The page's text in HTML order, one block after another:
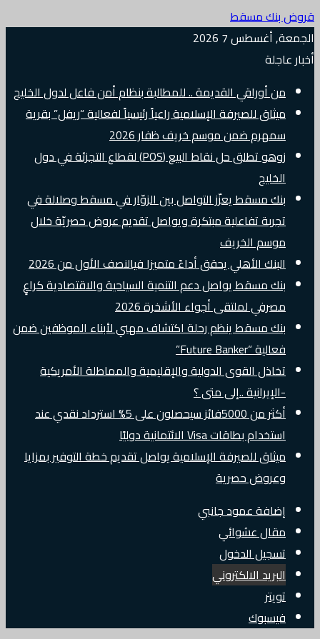
قروض بنك مسقط
الجمعة, أغسطس 7 2026
أخبار عاجلة
من أوراقي القديمة .. للمطالبة بنظام أمن فاعل لدول الخليج
ميثاق للصيرفة الإسلامية راعياً رئيسياً لفعالية “ريفل” بقرية
سمهرم ضمن موسم خريف ظفار 2026
زوهو تطلق حل نقاط البيع (POS) لقطاع التجزئة في دول
الخليج
بنك مسقط يعزّز التواصل بين الزوّار في مسقط وصلالة في
تجربة تفاعلية مبتكرة ويواصل تقديم عروض حصريّة خلال
موسم الخريف
البنك الأهلي يحقق أداءً متميزا فيالنصف الأول من 2026
بنك مسقط يواصل دعم التنمية السياحية والاقتصادية كراعٍ
مصرفي لملتقى أجواء الأشخرة 2026
بنك مسقط ينظم رحلة اكتشاف مهني لأبناء الموظفين ضمن
فعالية “Future Banker”
تخاذل القوى الدولية والإقليمية والمماطلة الأمريكية
-الإيرانية ..إلى متى ؟
أكثر من 5000فائز سيحصلون على 5% استرداد نقدي عند
استخدام بطاقات Visa الائتمانية دوليًا
ميثاق للصيرفة الإسلامية يواصل تقديم خطة التوفير بمزايا
وعروض حصرية
إضافة عمود جانبي
مقال عشوائي
تسجيل الدخول
البريد الالكتروني
تويتر
فيسبوك